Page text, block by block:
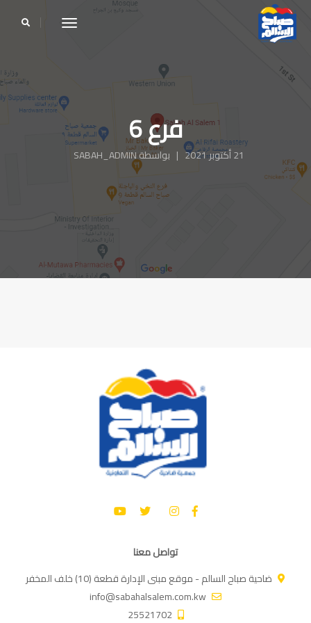
navigation
فرع 6
21 أكتوبر 2021 | بواسطة SABAH_ADMIN
تواصل معنا
ضاحية صباح السالم - موقع مبنى الإدارة قطعة (10) خلف المخفر
info@sabahalsalem.com.kw
25521702